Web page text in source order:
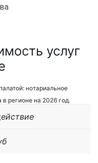
услуг
нотариальное
регионе на 2026 год.